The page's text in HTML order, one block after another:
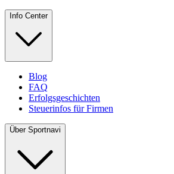
Info Center
Blog
FAQ
Erfolgsgeschichten
Steuerinfos für Firmen
Über Sportnavi